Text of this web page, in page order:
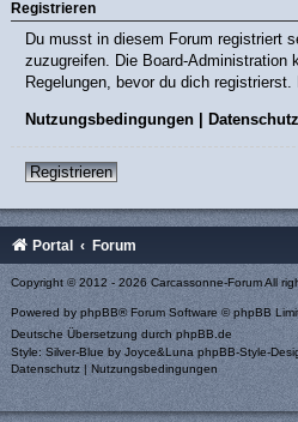
Registrieren
Du musst in diesem Forum registriert
zuzugreifen. Die Board-Administration
Regelungen, bevor du dich
Nutzungsbedingungen|
Registrieren
Portal Forum
Copyright © 2012 - 2026 Carcassonne-Forum All
Powered by phpBB® Forum Software © phpBB
Deutsche Übersetzung durchphpBB.de
Style: Silver-Blue by Joyce&Luna phpBB-Style-
Datenschutz | Nutzungsbedingungen